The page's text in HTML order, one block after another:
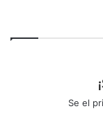
Se el